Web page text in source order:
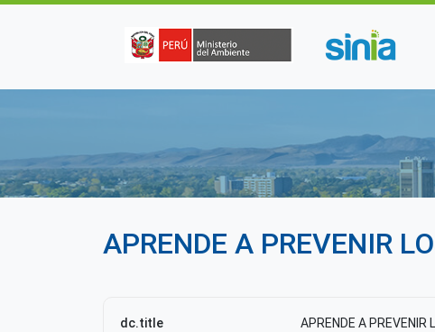
APRENDE A PREVENIR
dc.title APRENDE A PREVENIR